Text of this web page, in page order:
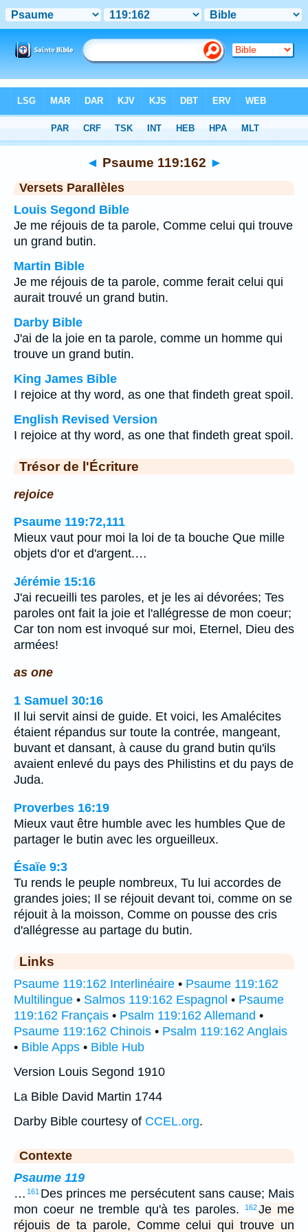
Chapitre 119 > Verset 162
◄ Psaume 119:162 ►
Versets Parallèles
Louis Segond Bible
Je me réjouis de ta parole, Comme celui qui trouve
un grand butin.
Martin Bible
Je me réjouis de ta parole, comme ferait celui qui
aurait trouvé un grand butin.
Darby Bible
J'ai de la joie en ta parole, comme un homme qui
trouve un grand butin.
King James Bible
I rejoice at thy word, as one that findeth great spoil.
English Revised Version
I rejoice at thy word, as one that findeth great spoil.
Trésor de l'Écriture
rejoice
Psaume 119:72,111
Mieux vaut pour moi la loi de ta bouche Que mille
objets d'or et d'argent.…
Jérémie 15:16
J'ai recueilli tes paroles, et je les ai dévorées; Tes
paroles ont fait la joie et l'allégresse de mon coeur;
Car ton nom est invoqué sur moi, Eternel, Dieu des
armées!
as one
1 Samuel 30:16
Il lui servit ainsi de guide. Et voici, les Amalécites
étaient répandus sur toute la contrée, mangeant,
buvant et dansant, à cause du grand butin qu'ils
avaient enlevé du pays des Philistins et du pays de
Juda.
Proverbes 16:19
Mieux vaut être humble avec les humbles Que de
partager le butin avec les orgueilleux.
Ésaïe 9:3
Tu rends le peuple nombreux, Tu lui accordes de
grandes joies; Il se réjouit devant toi, comme on se
réjouit à la moisson, Comme on pousse des cris
d'allégresse au partage du butin.
Links
Psaume 119:162 Interlinéaire • Psaume 119:162
Multilingue • Salmos 119:162 Espagnol • Psaume
119:162 Français • Psalm 119:162 Allemand •
Psaume 119:162 Chinois • Psalm 119:162 Anglais
• Bible Apps • Bible Hub
Version Louis Segond 1910
La Bible David Martin 1744
Darby Bible courtesy of CCEL.org.
Contexte
Psaume 119
… 161 Des princes me persécutent sans cause; Mais
mon coeur ne tremble qu'à tes paroles.
162Je me
réjouis de ta parole, Comme celui qui trouve un